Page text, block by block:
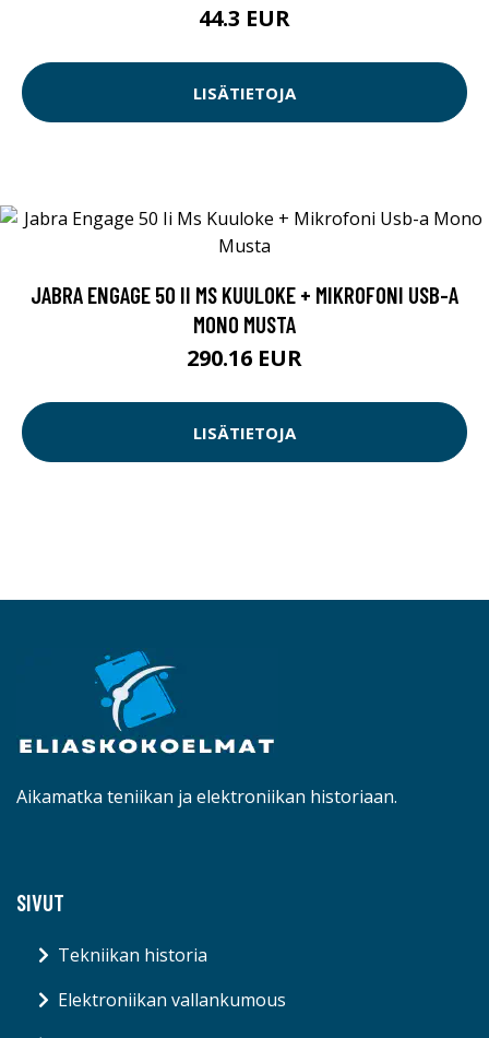
44.3 EUR
LISÄTIETOJA
JABRA ENGAGE 50 II MS KUULOKE + MIKROFONI USB-A
MONO MUSTA
290.16 EUR
LISÄTIETOJA
Aikamatka teniikan ja elektroniikan historiaan.
SIVUT
Tekniikan historia
Elektroniikan vallankumous